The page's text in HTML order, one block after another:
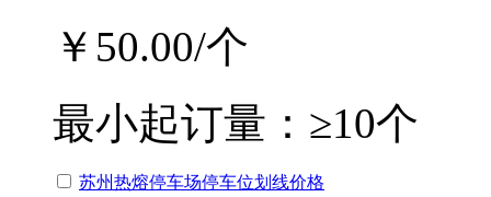
￥50.00/个
最小起订量： ≥10个
苏州热熔停车场停车位划线价格